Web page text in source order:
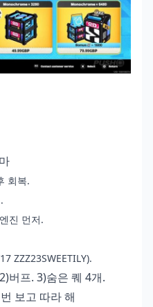
회복.
진 먼저.
ZZZ23SWEETILY).
버프. 3)숨은 퀘 4개.
보고 따라 해